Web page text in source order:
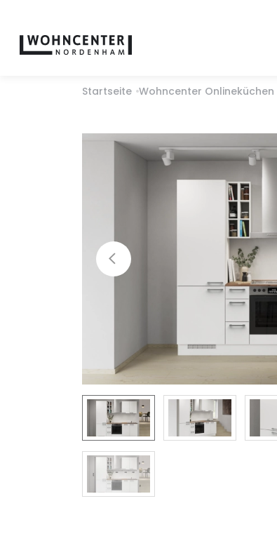
Startseite Wohncenter Onlineküchen